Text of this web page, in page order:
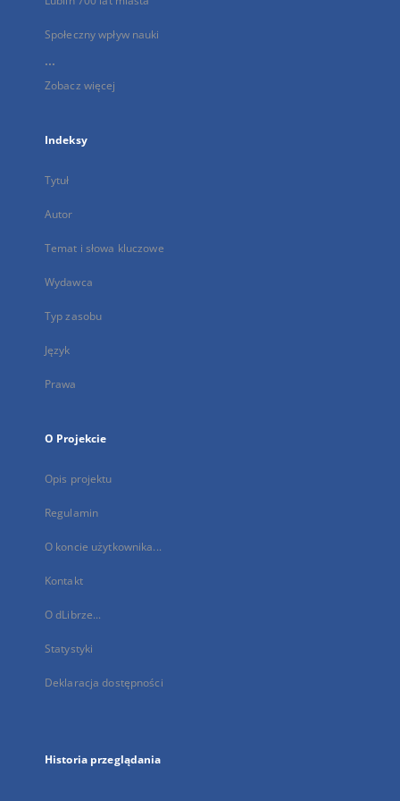
Społeczny wpływ nauki
...
Zobacz więcej
Indeksy
Tytuł
Autor
Temat i słowa kluczowe
Wydawca
Typ zasobu
Język
Prawa
O Projekcie
Opis projektu
Regulamin
O koncie użytkownika...
Kontakt
O dLibrze...
Statystyki
Deklaracja dostępności
Historia przeglądania